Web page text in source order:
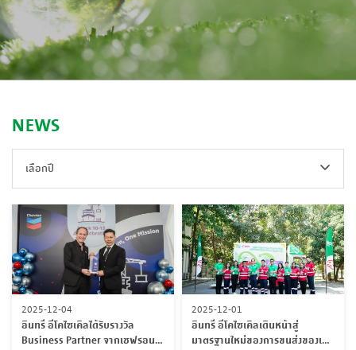
NEWS
เลือกปี
2025-12-04
อินทรี อีโคไซเคิลได้รับรางวัล
Business Partner จากเชฟรอน
2025-12-01
อินทรี อีโคไซเคิลเดินหน้าสู่
มาตรฐานใหม่ของการขนส่งของเสีย